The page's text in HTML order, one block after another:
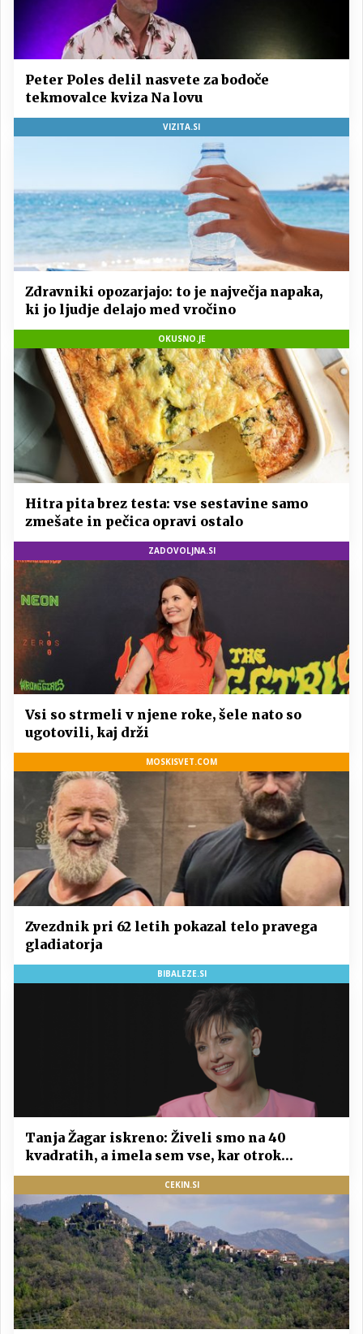
Peter Poles delil nasvete za bodoče
tekmovalce kviza Na lovu
VIZITA.SI
Zdravniki opozarjajo: to je največja napaka,
ki jo ljudje delajo med vročino
OKUSNO.JE
Hitra pita brez testa: vse sestavine samo
zmešate in pečica opravi ostalo
ZADOVOLJNA.SI
Vsi so strmeli v njene roke, šele nato so
ugotovili, kaj drži
MOSKISVET.COM
Zvezdnik pri 62 letih pokazal telo pravega
gladiatorja
BIBALEZE.SI
Tanja Žagar iskreno: Živeli smo na 40
kvadratih, a imela sem vse, kar otrok
potrebuje
CEKIN.SI